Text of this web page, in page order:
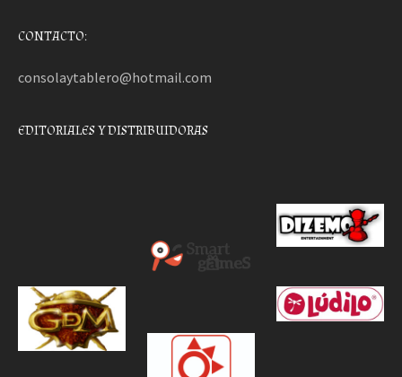
CONTACTO:
consolaytablero@hotmail.com
EDITORIALES Y DISTRIBUIDORAS